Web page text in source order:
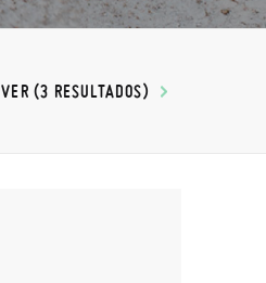
VER (3 RESULTADOS)